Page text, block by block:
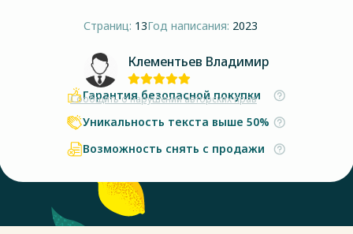
Страниц: 13Год написания: 2023
Клементьев Владимир
Сообщить о нарушении авторских прав
Гарантия безопасной покупки
Уникальность текста выше 50%
Возможность снять с продажи